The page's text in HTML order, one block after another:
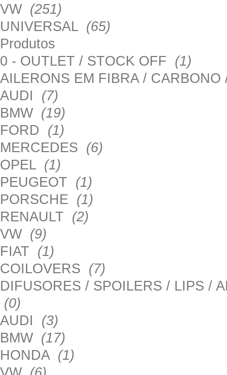
VW (251)
UNIVERSAL (65)
Produtos
0 - OUTLET / STOCK OFF (1)
AILERONS EM FIBRA /
AUDI (7)
BMW (19)
FORD (1)
MERCEDES (6)
OPEL (1)
PEUGEOT (1)
PORSCHE (1)
RENAULT (2)
VW (9)
FIAT (1)
COILOVERS (7)
DIFUSORES / SPOILERS / LIPS /
(0)
AUDI (3)
BMW (17)
HONDA (1)